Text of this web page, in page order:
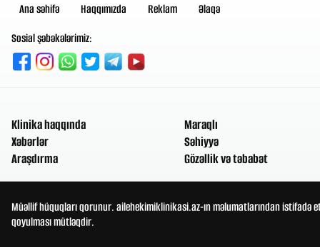
Ana səhifə Haqqımızda Reklam
Əlaqə
Sosial şəbəkələrimiz:
Klinika haqqında
Xəbərlər
Araşdırma
Maraqlı
Səhiyyə
Gözəllik və təbabət
Müəllif hüquqları qorunur. ailehekimiklinikasi.az-ın məlumatlarından
qoyulması mütləqdir.